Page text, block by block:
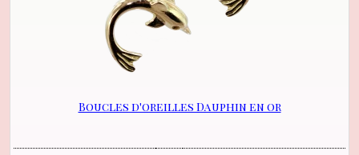
Boucles d'oreilles Dauphin en or